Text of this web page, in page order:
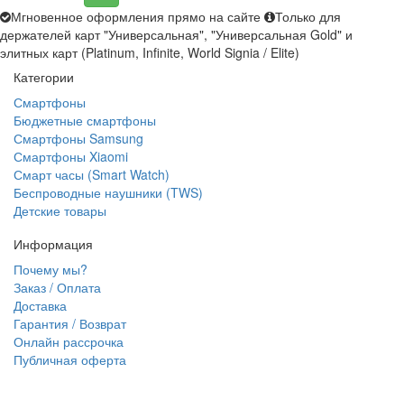
Мгновенное оформления прямо на сайте
Только для
держателей карт "Универсальная", "Универсальная Gold" и
элитных карт (Platinum, Infinite, World Signia / Elite)
Категории
Смартфоны
Бюджетные смартфоны
Смартфоны Samsung
Смартфоны Xiaomi
Смарт часы (Smart Watch)
Беспроводные наушники (TWS)
Детские товары
Информация
Почему мы?
Заказ / Оплата
Доставка
Гарантия / Возврат
Онлайн рассрочка
Публичная оферта